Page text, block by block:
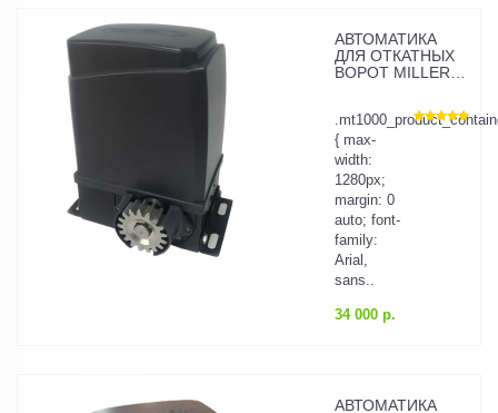
АВТОМАТИКА
ДЛЯ ОТКАТНЫХ
ВОРОТ MILLER
{ max-
width:
1280px;
margin: 0
auto; font-
family:
Arial,
sans..
34 000 р.
АВТОМАТИКА